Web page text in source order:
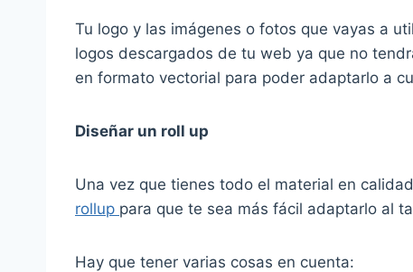
Tu logo y las imágenes o fotos que vayas a
logos descargados de tu web ya que no
en formato vectorial para poder adaptarlo a
Diseñar un roll up
Una vez que tienes todo el material en
rollup para que te sea más fácil adaptarlo al
Hay que tener varias cosas en cuenta: